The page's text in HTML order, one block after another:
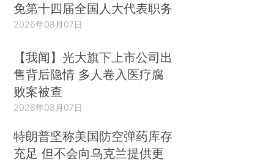
免第十四届全国人大代表职务
2026年08月07日
【我闻】光大旗下上市公司出
售背后隐情 多人卷入医疗腐
败案被查
2026年08月07日
特朗普坚称美国防空弹药库存
充足 但不会向乌克兰提供更